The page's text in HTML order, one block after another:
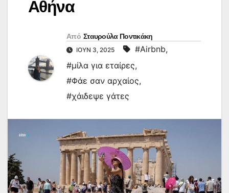
Αθήνα
Από Σταυρούλα Ποντικάκη
ΙΟΎΝ 3, 2025 #Airbnb,
#μίλα για εταίρες,
#Φάε σαν αρχαίος,
#χάιδεψε γάτες